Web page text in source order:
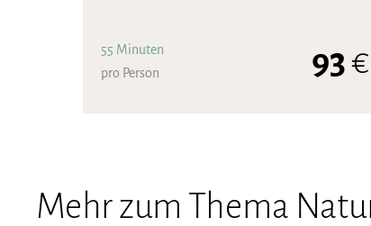
55 Minuten
pro Person
93€
Mehr zum Thema